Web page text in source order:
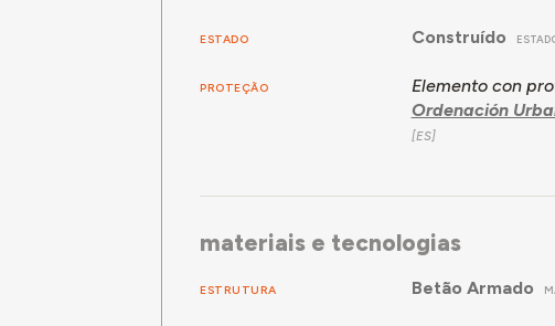
ESTADO Construído
PROTEÇÃO Elemento con
Ordenación
materiais e tecnologias
ESTRUTURA Betão Armado